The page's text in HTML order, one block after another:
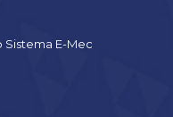
Sistema E-Mec